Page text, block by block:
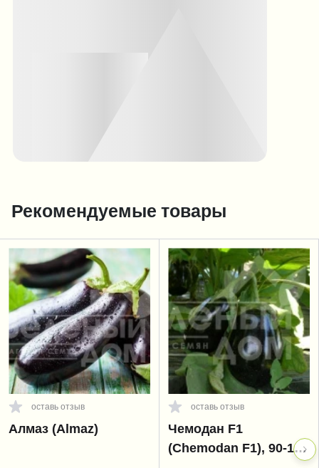
Рекомендуемые товары
оставь отзыв
Алмаз (Almaz)
оставь отзыв
Чемодан F1
(Chemodan F1), 90-105